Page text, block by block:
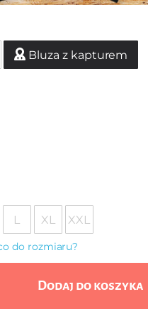
Bluza z kapturem
L XL XXL
do rozmiaru?
Dodaj do koszyka